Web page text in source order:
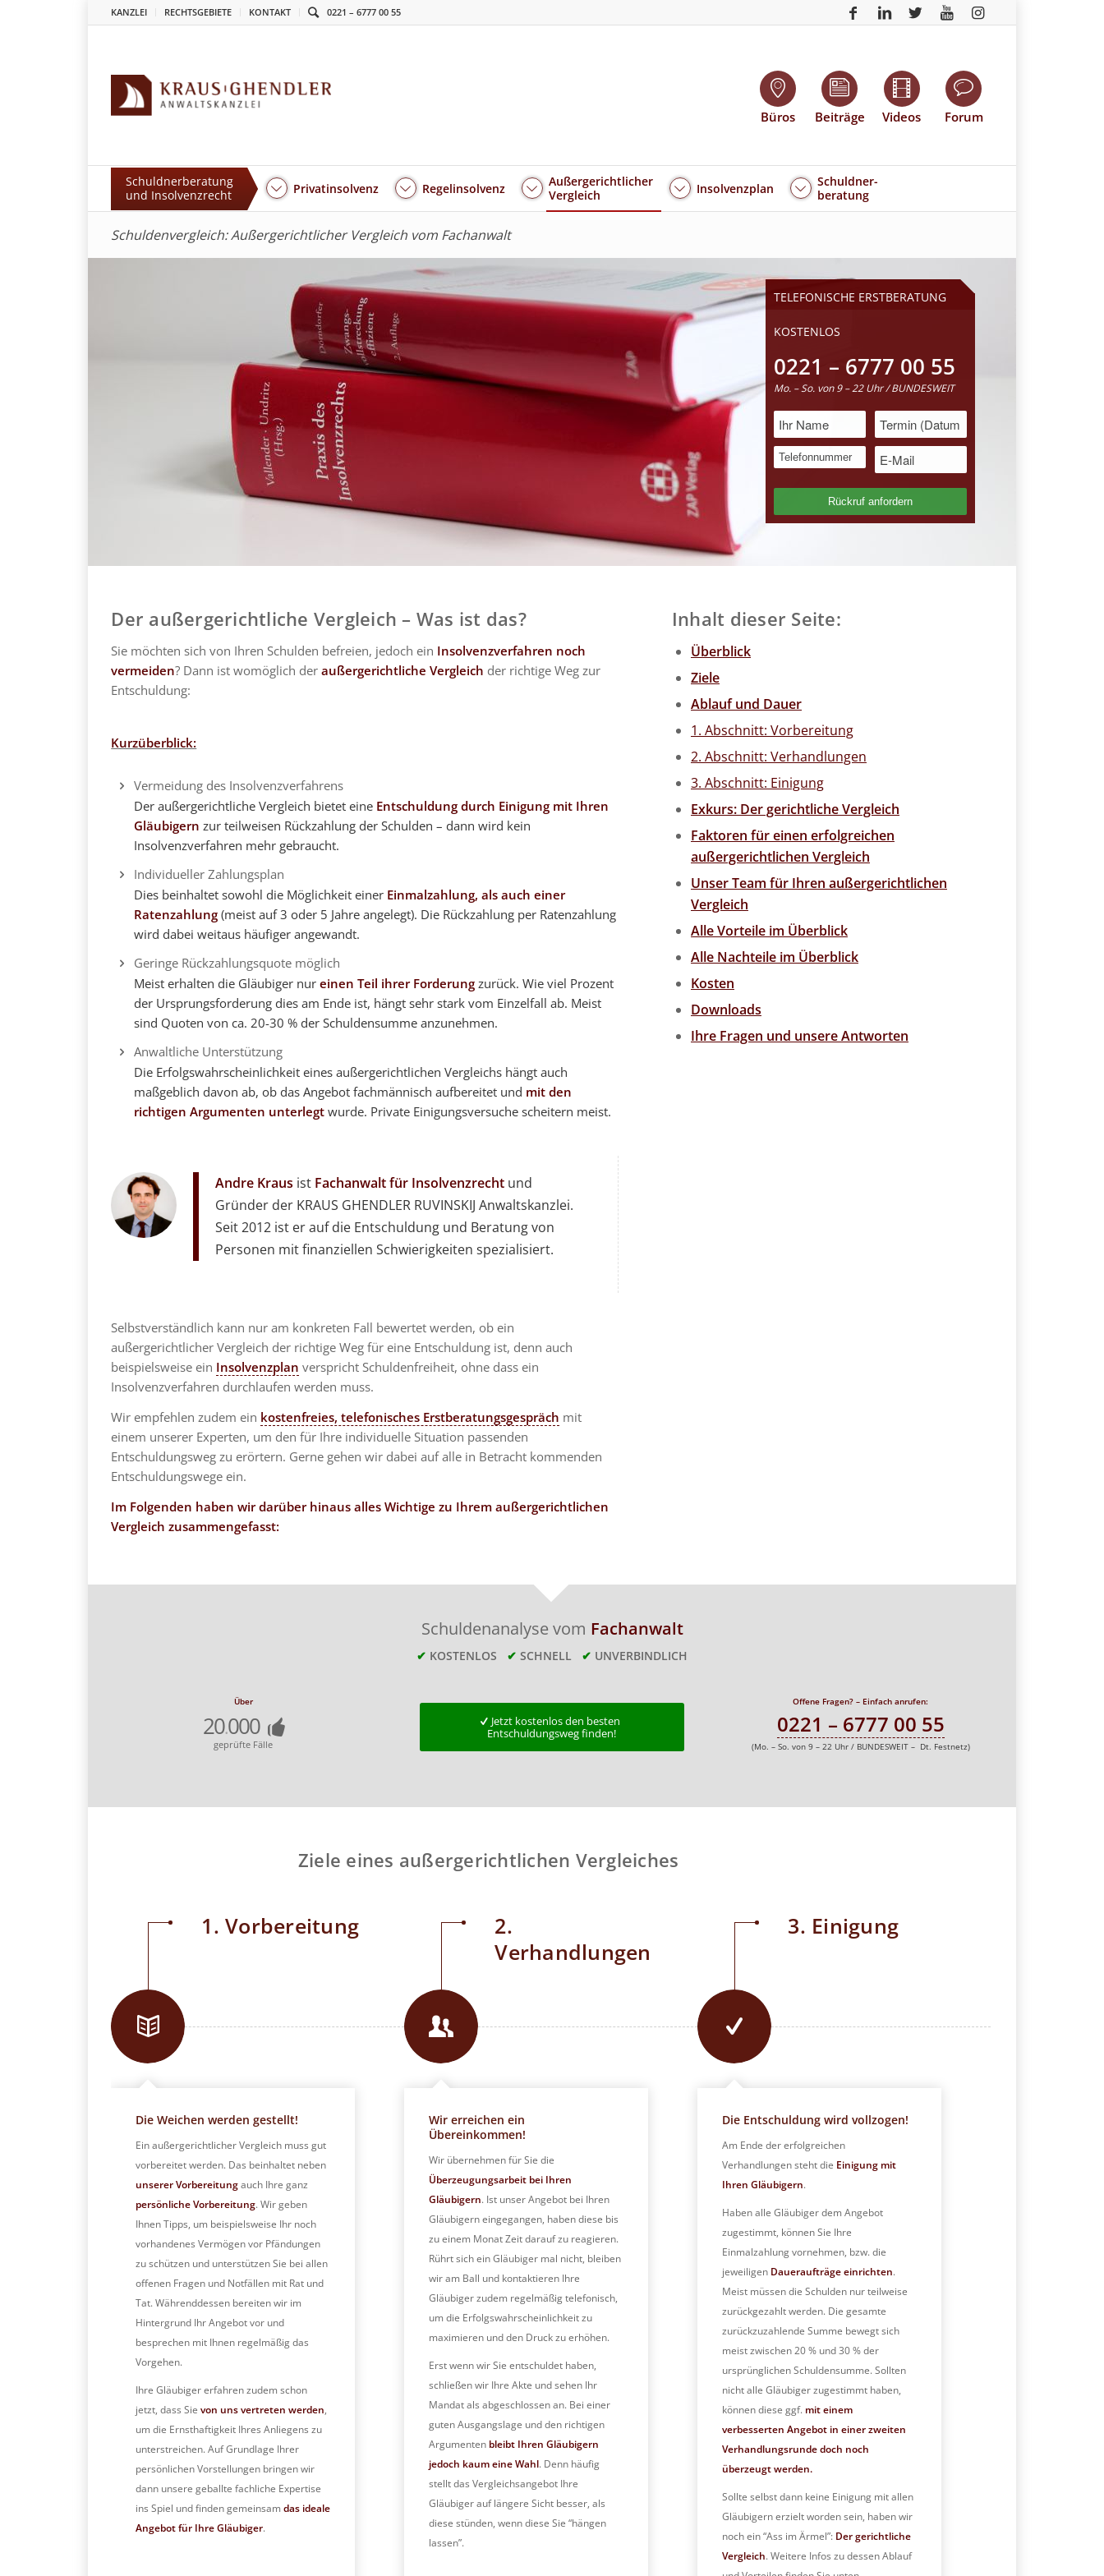
KANZLEI RECHTSGEBIETE KONTAKT 0221 – 6777 00 55
Büros Beiträge Videos Forum
Schuldnerberatung
und Insolvenzrecht
Privatinsolvenz Regelinsolvenz
Außergerichtlicher
Vergleich
Insolvenzplan
Schuldner-
beratung
Schuldenvergleich: Außergerichtlicher Vergleich vom Fachanwalt
TELEFONISCHE ERSTBERATUNG
KOSTENLOS
0221 – 6777 00 55
Mo. – So. von 9 – 22 Uhr / BUNDESWEIT
Der außergerichtliche Vergleich – Was ist das?
Sie möchten sich von Ihren Schulden befreien, jedoch ein Insolvenzverfahren noch
vermeiden? Dann ist womöglich deraußergerichtliche Vergleich der richtige Weg zur
Entschuldung:
Kurzüberblick:
Vermeidung des Insolvenzverfahrens
Der außergerichtliche Vergleich bietet eine Entschuldung durch Einigung mit Ihren
Gläubigern zur teilweisen Rückzahlung der Schulden – dann wird kein
Insolvenzverfahren mehr gebraucht.
Individueller Zahlungsplan
Dies beinhaltet sowohl die Möglichkeit einer Einmalzahlung, als auch einer
Ratenzahlung(meist auf 3 oder 5 Jahre angelegt). Die Rückzahlung per Ratenzahlung
wird dabei weitaus häufiger angewandt.
Geringe Rückzahlungsquote möglich
Meist erhalten die Gläubiger nur einen Teil ihrer Forderungzurück. Wie viel Prozent
der Ursprungsforderung dies am Ende ist, hängt sehr stark vom Einzelfall ab. Meist
sind Quoten von ca. 20-30 % der Schuldensumme anzunehmen.
Anwaltliche Unterstützung
Die Erfolgswahrscheinlichkeit eines außergerichtlichen Vergleichs hängt auch
maßgeblich davon ab, ob das Angebot fachmännisch aufbereitet und mit den
richtigen Argumenten unterlegtwurde. Private Einigungsversuche scheitern meist.
Andre Kraus ist Fachanwalt für Insolvenzrecht und
Gründer der KRAUS GHENDLER RUVINSKIJ Anwaltskanzlei.
Seit 2012 ist er auf die Entschuldung und Beratung von
Personen mit finanziellen Schwierigkeiten spezialisiert.
Selbstverständlich kann nur am konkreten Fall bewertet werden, ob ein
außergerichtlicher Vergleich der richtige Weg für eine Entschuldung ist, denn auch
beispielsweise ein Insolvenzplan verspricht Schuldenfreiheit, ohne dass ein
Insolvenzverfahren durchlaufen werden muss.
Wir empfehlen zudem ein kostenfreies, telefonisches Erstberatungsgespräch mit
einem unserer Experten, um den für Ihre individuelle Situation passenden
Entschuldungsweg zu erörtern. Gerne gehen wir dabei auf alle in Betracht kommenden
Entschuldungswege ein.
Im Folgenden haben wir darüber hinaus alles Wichtige zu Ihrem außergerichtlichen
Vergleich zusammengefasst:
Inhalt dieser Seite:
Überblick
Ziele
Ablauf und Dauer
1. Abschnitt: Vorbereitung
2. Abschnitt: Verhandlungen
3. Abschnitt: Einigung
Exkurs: Der gerichtliche Vergleich
Faktoren für einen erfolgreichen
außergerichtlichen Vergleich
Unser Team für Ihren außergerichtlichen
Vergleich
Alle Vorteile im Überblick
Alle Nachteile im Überblick
Kosten
Downloads
Ihre Fragen und unsere Antworten
Schuldenanalyse vom Fachanwalt
✔ KOSTENLOS ✔ SCHNELL ✔ UNVERBINDLICH
Über
20.000
geprüfte Fälle
Jetzt kostenlos den besten
Entschuldungsweg finden!
Offene Fragen? – Einfach anrufen:
0221 – 6777 00 55
(Mo. – So. von 9 – 22 Uhr / BUNDESWEIT – Dt. Festnetz)
Ziele eines außergerichtlichen Vergleiches
1. Vorbereitung
Die Weichen werden gestellt!
Ein außergerichtlicher Vergleich muss gut
vorbereitet werden. Das beinhaltet neben
unserer Vorbereitungauch Ihre ganz
persönliche Vorbereitung. Wir geben
Ihnen Tipps, um beispielsweise Ihr noch
vorhandenes Vermögen vor Pfändungen
zu schützen und unterstützen Sie bei allen
offenen Fragen und Notfällen mit Rat und
Tat. Währenddessen bereiten wir im
Hintergrund Ihr Angebot vor und
besprechen mit Ihnen regelmäßig das
Vorgehen.
Ihre Gläubiger erfahren zudem schon
jetzt, dass Sievon uns vertreten werden,
um die Ernsthaftigkeit Ihres Anliegens zu
unterstreichen. Auf Grundlage Ihrer
persönlichen Vorstellungen bringen wir
dann unsere geballte fachliche Expertise
ins Spiel und finden gemeinsamdas ideale
Angebot für Ihre Gläubiger.
2.
Verhandlungen
Wir erreichen ein
Übereinkommen!
Wir übernehmen für Sie die
Überzeugungsarbeit bei Ihren
Gläubigern. Ist unser Angebot bei Ihren
Gläubigern eingegangen, haben diese bis
zu einem Monat Zeit darauf zu reagieren.
Rührt sich ein Gläubiger mal nicht, bleiben
wir am Ball und kontaktieren Ihre
Gläubiger zudem regelmäßig telefonisch,
um die Erfolgswahrscheinlichkeit zu
maximieren und den Druck zu erhöhen.
Erst wenn wir Sie entschuldet haben,
schließen wir Ihre Akte und sehen Ihr
Mandat als abgeschlossen an. Bei einer
guten Ausgangslage und den richtigen
Argumenten bleibt Ihren Gläubigern
jedoch kaum eine Wahl. Denn häufig
stellt das Vergleichsangebot Ihre
Gläubiger auf längere Sicht besser, als
diese stünden, wenn diese Sie “hängen
lassen”.
3. Einigung
Die Entschuldung wird vollzogen!
Am Ende der erfolgreichen
Verhandlungen steht die Einigung mit
Ihren Gläubigern.
Haben alle Gläubiger dem Angebot
zugestimmt, können Sie Ihre
Einmalzahlung vornehmen, bzw. die
jeweiligen Daueraufträge einrichten.
Meist müssen die Schulden nur teilweise
zurückgezahlt werden. Die gesamte
zurückzuzahlende Summe bewegt sich
meist zwischen 20 % und 30 % der
ursprünglichen Schuldensumme. Sollten
nicht alle Gläubiger zugestimmt haben,
können diese ggf. mit einem
verbesserten Angebot in einer zweiten
Verhandlungsrunde doch noch
überzeugt werden.
Sollte selbst dann keine Einigung mit allen
Gläubigern erzielt worden sein, haben wir
noch ein “Ass im Ärmel”: Der gerichtliche
Vergleich. Weitere Infos zu dessen Ablauf